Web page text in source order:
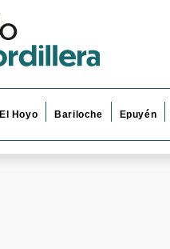
El Hoyo Bariloche Epuyén